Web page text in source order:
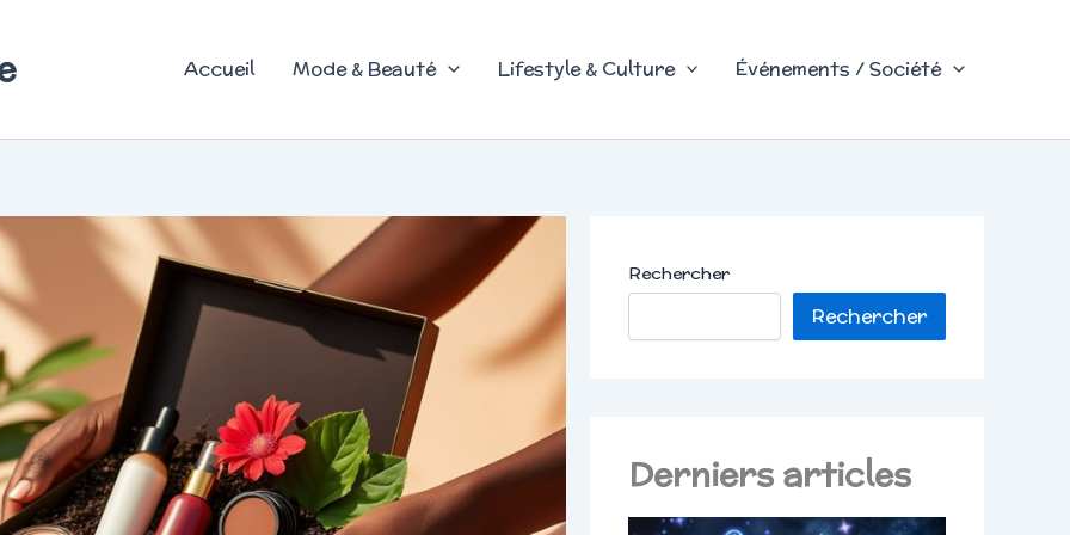
Accueil Mode & Beauté Lifestyle & Culture Événements / Société
Rechercher
Rechercher
Derniers articles